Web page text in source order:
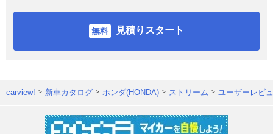
見積りスタート
carview! 新車カタログ ホンダ(HONDA) ストリーム ユーザーレビ